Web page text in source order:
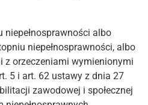
albo
niepełnosprawności, albo
z orzeczeniami wymienionymi
5 i art. 62 ustawy z dnia 27
zawodowej i społecznej